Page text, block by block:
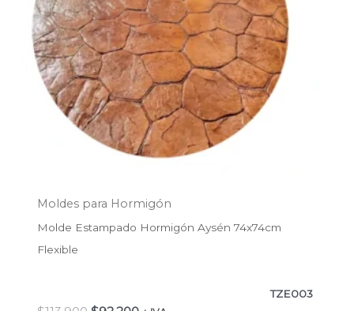
Moldes para Hormigón
Molde Estampado Hormigón Aysén 74x74cm
Flexible
TZE003